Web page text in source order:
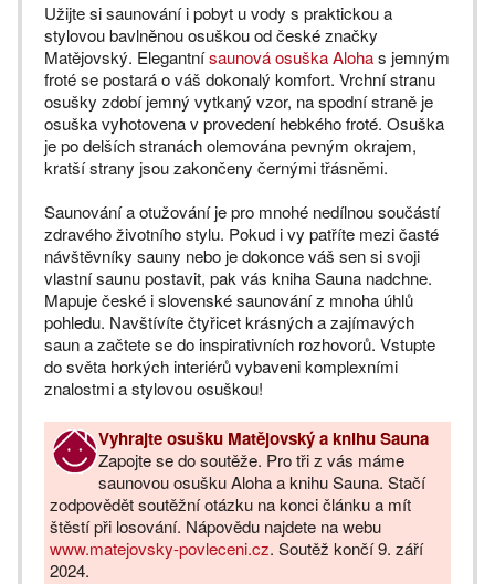
Užijte si saunování i pobyt u vody s praktickou a
stylovou bavlněnou osuškou od české značky
Matějovský. Elegantnísaunová osuška Alohas jemným
froté se postará o váš dokonalý komfort. Vrchní stranu
osušky zdobí jemný vytkaný vzor, na spodní straně je
osuška vyhotovena v provedení hebkého froté. Osuška
je po delších stranách olemována pevným okrajem,
kratší strany jsou zakončeny černými třásněmi.
Saunování a otužování je pro mnohé nedílnou součástí
zdravého životního stylu. Pokud i vy patříte mezi časté
návštěvníky sauny nebo je dokonce váš sen si svoji
vlastní saunu postavit, pak vás kniha Sauna nadchne.
Mapuje české i slovenské saunování z mnoha úhlů
pohledu. Navštívíte čtyřicet krásných a zajímavých
saun a začtete se do inspirativních rozhovorů. Vstupte
do světa horkých interiérů vybaveni komplexními
znalostmi a stylovou osuškou!
Vyhrajte osušku Matějovský a knihu Sauna
Zapojte se do soutěže. Pro tři z vás máme
saunovou osušku Aloha a knihu Sauna. Stačí
zodpovědět soutěžní otázku na konci článku a mít
štěstí při losování. Nápovědu najdete na webu
www.matejovsky-povleceni.cz. Soutěž končí 9. září
2024.